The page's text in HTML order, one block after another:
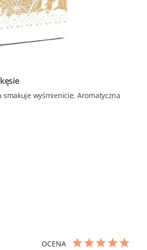
smakuje wyśmienicie. Aromatyczna
OCENA